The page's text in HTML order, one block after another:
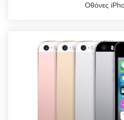
Οθόνες